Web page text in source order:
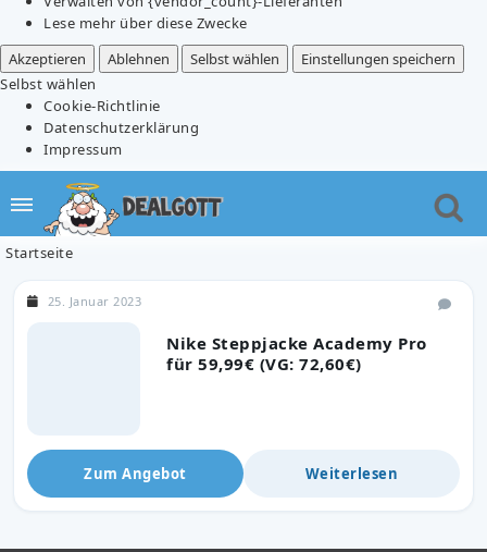
Lese mehr über diese Zwecke
Akzeptieren
Ablehnen Selbst wählen
Einstellungen speichern
Selbst wählen
Cookie-Richtlinie
Datenschutzerklärung
Impressum
Startseite
Nike Steppjacke Academy Pro
für 59,99€ (VG: 72,60€)
25. Januar 2023
Zum Angebot Weiterlesen